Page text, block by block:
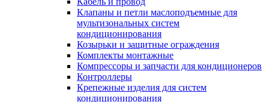
Клапаны и петли маслоподъемные для
мультизональных систем
кондиционирования
Козырьки и защитные ограждения
Комплекты монтажные
Компрессоры и запчасти для кондиционеров
Контроллеры
Крепежные изделия для систем
кондиционирования